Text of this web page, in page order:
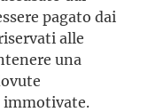
pagato dai
alle
una
immotivate.